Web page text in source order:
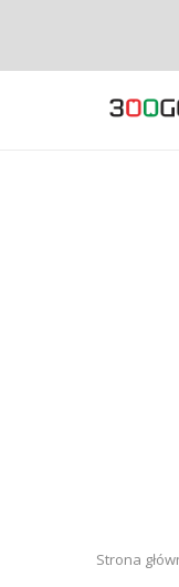
Strona